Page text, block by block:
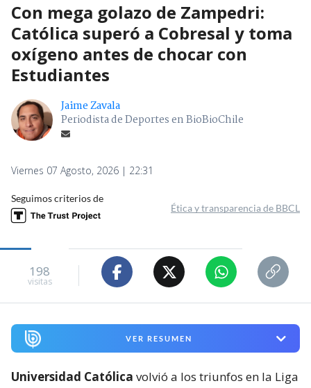
Con mega golazo de Zampedri:
Católica superó a Cobresal y toma
oxígeno antes de chocar con
Estudiantes
Jaime Zavala
Periodista de Deportes en BioBioChile
Viernes 07 Agosto, 2026 | 22:31
Seguimos criterios de
Ética y transparencia de BBCL
198
visitas
VER RESUMEN
Universidad Católica volvió a los triunfos en la Liga